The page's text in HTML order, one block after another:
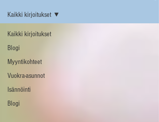
Kaikki kirjoitukset
Blogi
Myyntikohteet
Vuokra-asunnot
Isännöinti
Blogi
Kaikki kirjoitukset